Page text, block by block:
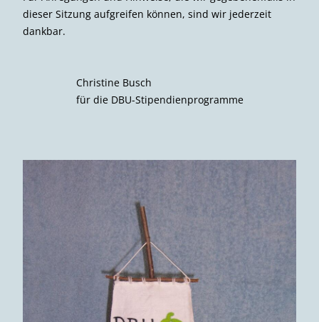
dieser Sitzung aufgreifen können, sind wir jederzeit
dankbar.
Christine Busch
für die DBU-Stipendienprogramme